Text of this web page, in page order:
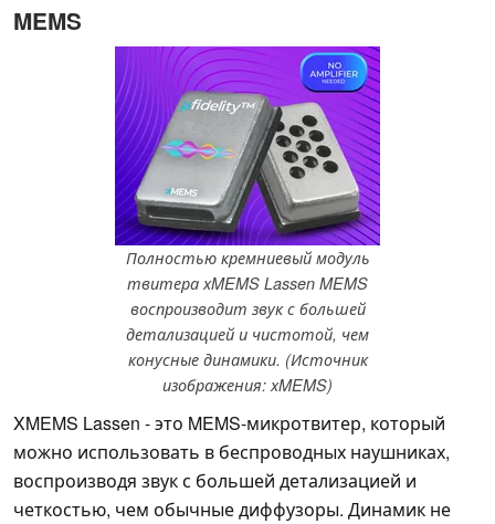
MEMS
Полностью кремниевый модуль
твитера xMEMS Lassen MEMS
воспроизводит звук с большей
детализацией и чистотой, чем
конусные динамики. (Источник
изображения: xMEMS)
XMEMS Lassen - это MEMS-микротвитер, который
можно использовать в беспроводных наушниках,
воспроизводя звук с большей детализацией и
четкостью, чем обычные диффузоры. Динамик не